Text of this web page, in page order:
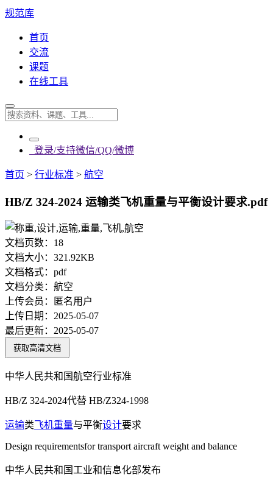
规范库
首页
交流
课题
在线工具
登录/支持微信/QQ/微博
首页 > 行业标准 > 航空
HB/Z 324-2024 运输类飞机重量与平衡设计要求.pdf
文档页数： 18
文档大小： 321.92KB
文档格式： pdf
文档分类： 航空
上传会员：
匿名用户
上传日期： 2025-05-07
最后更新： 2025-05-07
获取高清文档
中华人民共和国航空行业标准
HB/Z 324-2024代替 HB/Z324-1998
运输类飞机重量与平衡设计要求
Design requirementsfor transport aircraft weight and balance
中华人民共和国工业和信息化部发布